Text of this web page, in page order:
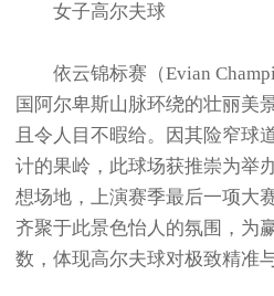
女子高尔夫球
依云锦标赛（Evian
国阿尔卑斯山脉环绕的壮丽美
且令人目不暇给。因其险窄球
计的果岭，此球场获推崇为举
想场地，上演赛季最后一项大
齐聚于此景色怡人的氛围，为
数，体现高尔夫球对极致精准